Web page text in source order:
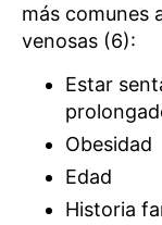
más comunes
venosas (6):
Estar
Obesidad
Edad
Historia